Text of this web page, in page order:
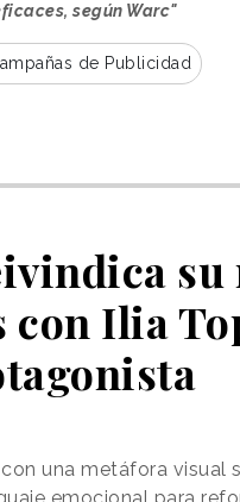
según Warc"
de Publicidad
su
con Ilia
con una metáfora